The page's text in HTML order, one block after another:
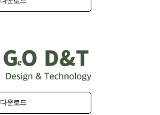
다운로드